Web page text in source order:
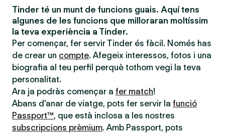
Tinder té un munt de funcions guais. Aquí tens
algunes de les funcions que milloraran moltíssim
la teva experiència a Tinder.
Per començar, fer servir Tinder és fàcil. Només has
de crear un compte. Afegeix interessos, fotos i una
biografia al teu perfil perquè tothom vegi la teva
personalitat.
Ara ja podràs començar a fer match!
Abans d'anar de viatge, pots fer servir la funció
Passport™, que està inclosa a les nostres
subscripcions prèmium. Amb Passport, pots